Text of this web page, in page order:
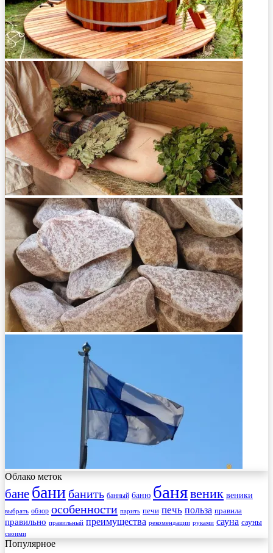
Облако меток
бане бани банить банный баню банявеник веники
выбрать обзор особенности парить печи печь польза правила
правильно правильный преимущества рекомендации руками сауна сауны
своими
Популярное